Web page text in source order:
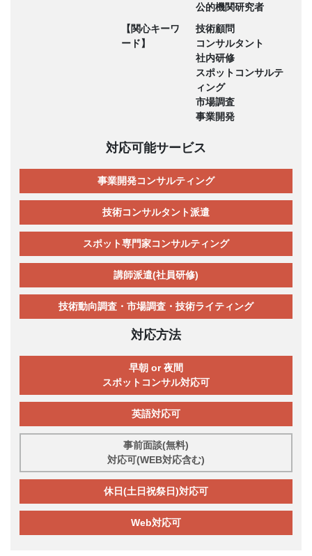
公的機関研究者
【関心キーワ
ード】
技術顧問
コンサルタント
社内研修
スポットコンサルテ
ィング
市場調査
事業開発
対応可能サービス
事業開発コンサルティング
技術コンサルタント派遣
スポット専門家コンサルティング
講師派遣(社員研修)
技術動向調査・市場調査・技術ライティング
対応方法
早朝 or 夜間
スポットコンサル対応可
英語対応可
事前面談(無料)
対応可(WEB対応含む)
休日(土日祝祭日)対応可
Web対応可